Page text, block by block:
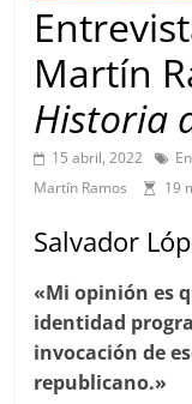
Martín
Historia
15 abril, 2022
Martín Ramos
19
Salvador
«Mi opinión es
identidad
invocación de
republicano.»